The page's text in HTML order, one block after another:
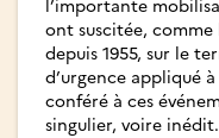
l’importante
ont suscitée,
depuis 1955, sur le
d’urgence appliqué
conféré à ces
singulier, voire inédit.